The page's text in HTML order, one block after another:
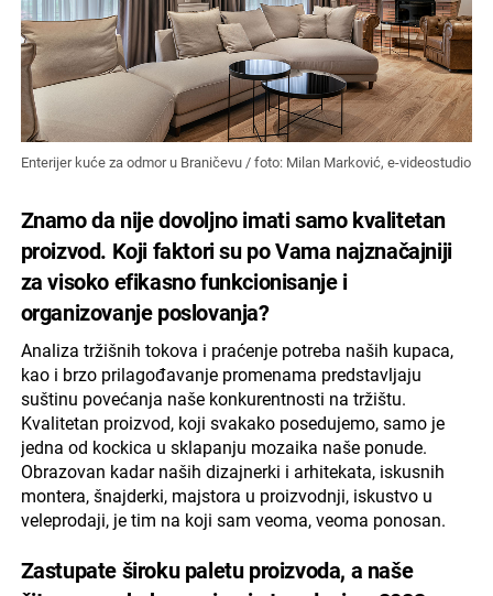
Enterijer kuće za odmor u Braničevu / foto: Milan Marković, e-videostudio
Znamo da nije dovoljno imati samo kvalitetan
proizvod. Koji faktori su po Vama najznačajniji
za visoko efikasno funkcionisanje i
organizovanje poslovanja?
Analiza tržišnih tokova i praćenje potreba naših kupaca,
kao i brzo prilagođavanje promenama predstavljaju
suštinu povećanja naše konkurentnosti na tržištu.
Kvalitetan proizvod, koji svakako posedujemo, samo je
jedna od kockica u sklapanju mozaika naše ponude.
Obrazovan kadar naših dizajnerki i arhitekata, iskusnih
montera, šnajderki, majstora u proizvodnji, iskustvo u
veleprodaji, je tim na koji sam veoma, veoma ponosan.
Zastupate široku paletu proizvoda, a naše